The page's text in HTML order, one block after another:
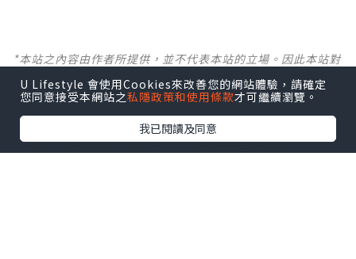
*本站之內容由作者所提供，並不代表本站的立場。因此本站對
所有博客的立場、真實性、準確性及完整性不負任何法律責
任。
【 U Creator 招募 】
出Post賺現金獎賞 l登記《社群創作有價企劃》
U Lifestyle 會使用Cookies來改善您的網站體驗，請確定
您同意接受本網站之私隱政策和使用條款才可繼續瀏覽。
我已閱讀及同意